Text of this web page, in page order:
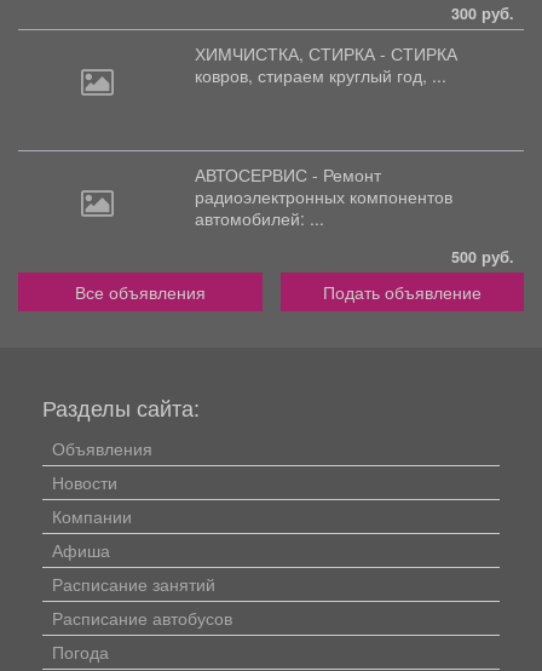
300 руб.
ХИМЧИСТКА, СТИРКА - СТИРКА
ковров, стираем круглый год, ...
АВТОСЕРВИС - Ремонт
радиоэлектронных компонентов
автомобилей: ...
500 руб.
Все объявления Подать объявление
Разделы сайта:
Объявления
Новости
Компании
Афиша
Расписание занятий
Расписание автобусов
Погода